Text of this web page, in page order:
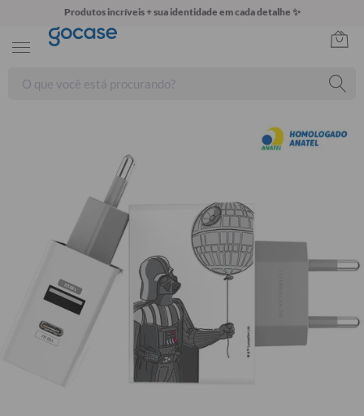
Produtos incríveis + sua identidade em cada detalhe ✨